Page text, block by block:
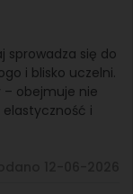
sprowadza się do
i blisko uczelni.
obejmuje nie
i